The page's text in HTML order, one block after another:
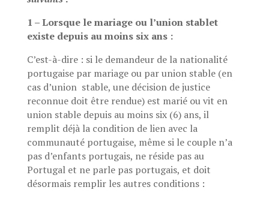
1 – Lorsque le mariage ou l’union stablet
existe depuis au moins six ans :
C’est-à-dire : si le demandeur de la nationalité
portugaise par mariage ou par union stable (en
cas d’union stable, une décision de justice
reconnue doit être rendue) est marié ou vit en
union stable depuis au moins six (6) ans, il
remplit déjà la condition de lien avec la
communauté portugaise, même si le couple n’a
pas d’enfants portugais, ne réside pas au
Portugal et ne parle pas portugais, et doit
désormais remplir les autres conditions :